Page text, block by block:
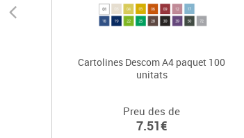
Cartolines Descom A4 paquet 100
unitats
Preu des de
7.51€